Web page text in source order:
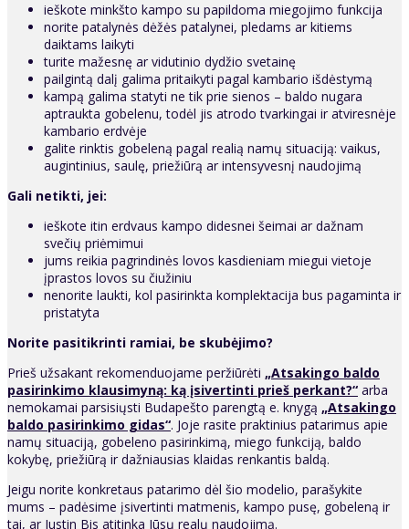
ieškote minkšto kampo su papildoma miegojimo funkcija
norite patalynės dėžės patalynei, pledams ar kitiems
daiktams laikyti
turite mažesnę ar vidutinio dydžio svetainę
pailgintą dalį galima pritaikyti pagal kambario išdėstymą
kampą galima statyti ne tik prie sienos – baldo nugara
aptraukta gobelenu, todėl jis atrodo tvarkingai ir atviresnėje
kambario erdvėje
galite rinktis gobeleną pagal realią namų situaciją: vaikus,
augintinius, saulę, priežiūrą ar intensyvesnį naudojimą
Gali netikti, jei:
ieškote itin erdvaus kampo didesnei šeimai ar dažnam
svečių priėmimui
jums reikia pagrindinės lovos kasdieniam miegui vietoje
įprastos lovos su čiužiniu
nenorite laukti, kol pasirinkta komplektacija bus pagaminta ir
pristatyta
Norite pasitikrinti ramiai, be skubėjimo?
Prieš užsakant rekomenduojame peržiūrėti „Atsakingo baldo
pasirinkimo klausimyną: ką įsivertinti prieš perkant?“ arba
nemokamai parsisiųsti Budapešto parengtą e. knygą „Atsakingo
baldo pasirinkimo gidas“. Joje rasite praktinius patarimus apie
namų situaciją, gobeleno pasirinkimą, miego funkciją, baldo
kokybę, priežiūrą ir dažniausias klaidas renkantis baldą.
Jeigu norite konkretaus patarimo dėl šio modelio, parašykite
mums – padėsime įsivertinti matmenis, kampo pusę, gobeleną ir
tai, ar Justin Bis atitinka Jūsų realų naudojimą.